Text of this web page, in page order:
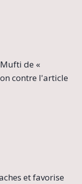
de «
contre l'article
et favorise